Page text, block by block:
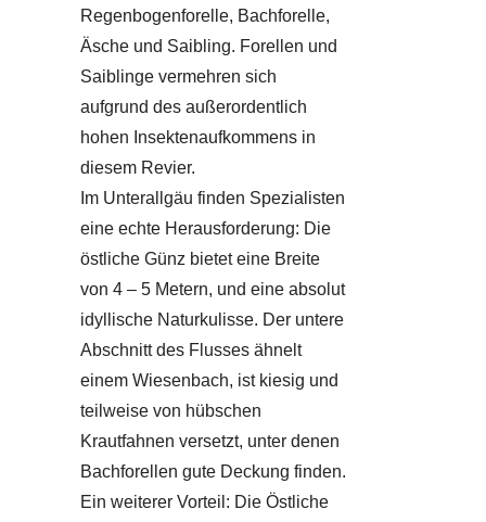
Regenbogenforelle, Bachforelle,
Äsche und Saibling. Forellen und
Saiblinge vermehren sich
aufgrund des außerordentlich
hohen Insektenaufkommens in
diesem Revier.
Im Unterallgäu finden Spezialisten
eine echte Herausforderung: Die
östliche Günz bietet eine Breite
von 4 – 5 Metern, und eine absolut
idyllische Naturkulisse. Der untere
Abschnitt des Flusses ähnelt
einem Wiesenbach, ist kiesig und
teilweise von hübschen
Krautfahnen versetzt, unter denen
Bachforellen gute Deckung finden.
Ein weiterer Vorteil: Die Östliche